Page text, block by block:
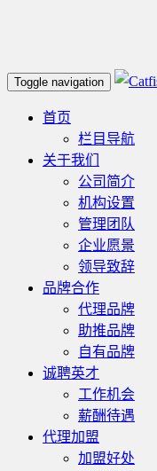
Toggle navigation
首页
栏目导航
关于我们
公司简介
机构设置
管理团队
企业愿景
领导致辞
品牌合作
代理品牌
助推品牌
自有品牌
诚聘英才
工作机会
薪酬待遇
代理加盟
加盟好处